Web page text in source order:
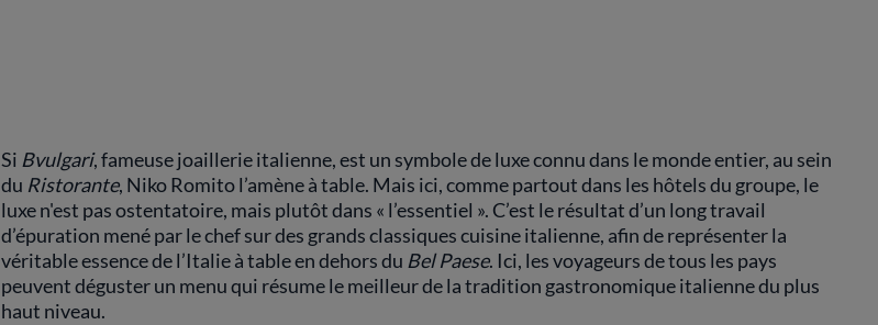
Si Bvulgari, fameuse joaillerie italienne, est un symbole de luxe connu dans le monde entier, au sein
du Ristorante, Niko Romito l’amène à table. Mais ici, comme partout dans les hôtels du groupe, le
luxe n'est pas ostentatoire, mais plutôt dans « l’essentiel ». C’est le résultat d’un long travail
d’épuration mené par le chef sur des grands classiques cuisine italienne, afin de représenter la
véritable essence de l’Italie à table en dehors du Bel Paese. Ici, les voyageurs de tous les pays
peuvent déguster un menu qui résume le meilleur de la tradition gastronomique italienne du plus
haut niveau.